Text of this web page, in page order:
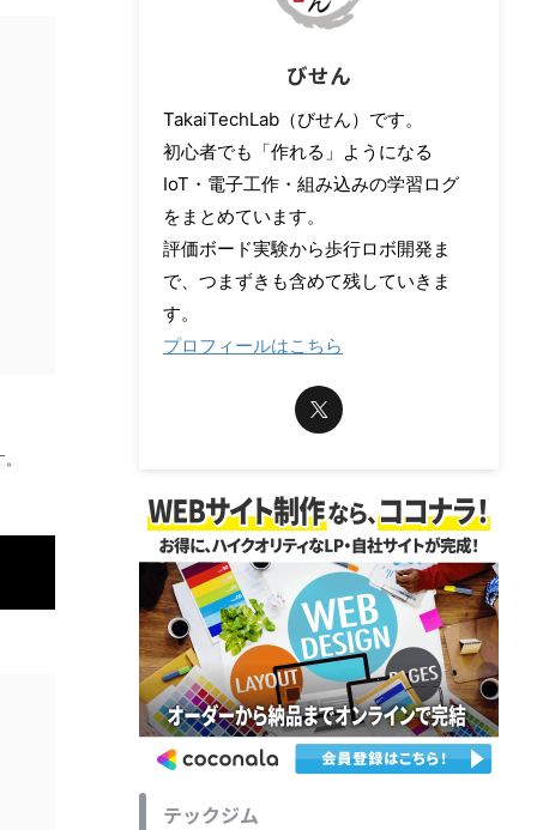
びせん
TakaiTechLab（びせん）です。
初心者でも「作れる」ようになる
IoT・電子工作・組み込みの学習ログ
をまとめています。
評価ボード実験から歩行ロボ開発ま
で、つまずきも含めて残していきま
す。
プロフィールはこちら
テックジム